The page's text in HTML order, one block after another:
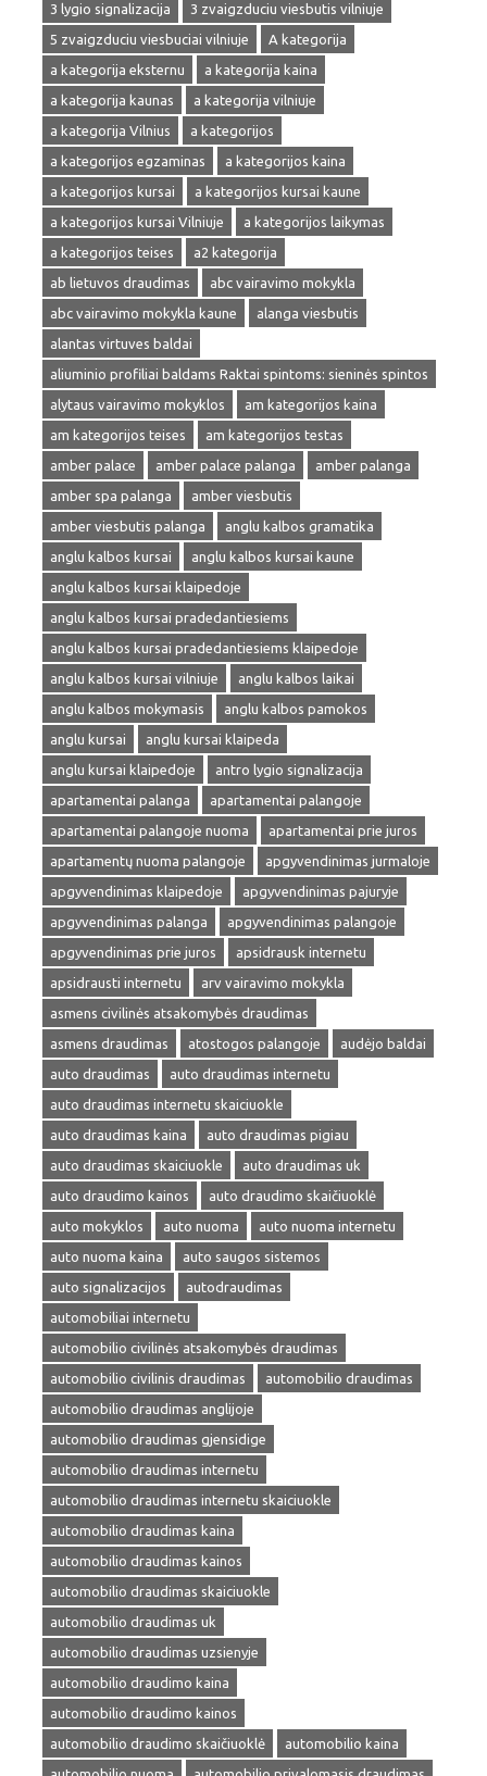
3 lygio signalizacija
3 zvaigzduciu viesbutis vilniuje
5 zvaigzduciu viesbuciai vilniuje
A kategorija
a kategorija eksternu
a kategorija kaina
a kategorija kaunas
a kategorija vilniuje
a kategorija Vilnius
a kategorijos
a kategorijos egzaminas
a kategorijos kaina
a kategorijos kursai
a kategorijos kursai kaune
a kategorijos kursai Vilniuje
a kategorijos laikymas
a kategorijos teises
a2 kategorija
ab lietuvos draudimas
abc vairavimo mokykla
abc vairavimo mokykla kaune
alanga viesbutis
alantas virtuves baldai
aliuminio profiliai baldams Raktai spintoms: sieninės spintos
alytaus vairavimo mokyklos
am kategorijos kaina
am kategorijos teises
am kategorijos testas
amber palace
amber palace palanga
amber palanga
amber spa palanga
amber viesbutis
amber viesbutis palanga
anglu kalbos gramatika
anglu kalbos kursai
anglu kalbos kursai kaune
anglu kalbos kursai klaipedoje
anglu kalbos kursai pradedantiesiems
anglu kalbos kursai pradedantiesiems klaipedoje
anglu kalbos kursai vilniuje
anglu kalbos laikai
anglu kalbos mokymasis
anglu kalbos pamokos
anglu kursai
anglu kursai klaipeda
anglu kursai klaipedoje
antro lygio signalizacija
apartamentai palanga
apartamentai palangoje
apartamentai palangoje nuoma
apartamentai prie juros
apartamentų nuoma palangoje
apgyvendinimas jurmaloje
apgyvendinimas klaipedoje
apgyvendinimas pajuryje
apgyvendinimas palanga
apgyvendinimas palangoje
apgyvendinimas prie juros
apsidrausk internetu
apsidrausti internetu
arv vairavimo mokykla
asmens civilinės atsakomybės draudimas
asmens draudimas
atostogos palangoje
audėjo baldai
auto draudimas
auto draudimas internetu
auto draudimas internetu skaiciuokle
auto draudimas kaina
auto draudimas pigiau
auto draudimas skaiciuokle
auto draudimas uk
auto draudimo kainos
auto draudimo skaičiuoklė
auto mokyklos
auto nuoma
auto nuoma internetu
auto nuoma kaina
auto saugos sistemos
auto signalizacijos
autodraudimas
automobiliai internetu
automobilio civilinės atsakomybės draudimas
automobilio civilinis draudimas
automobilio draudimas
automobilio draudimas anglijoje
automobilio draudimas gjensidige
automobilio draudimas internetu
automobilio draudimas internetu skaiciuokle
automobilio draudimas kaina
automobilio draudimas kainos
automobilio draudimas skaiciuokle
automobilio draudimas uk
automobilio draudimas uzsienyje
automobilio draudimo kaina
automobilio draudimo kainos
automobilio draudimo skaičiuoklė
automobilio kaina